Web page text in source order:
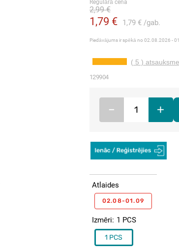
Regulārā cena
1,79 € 1,79 € gab.
2,99 €
Piedāvājums ir spēkā no 02.08.2026 -
( 5 )
129904
Izmēri 1 PCS
1 PCS
– +
Atlaides
02.08-01.09